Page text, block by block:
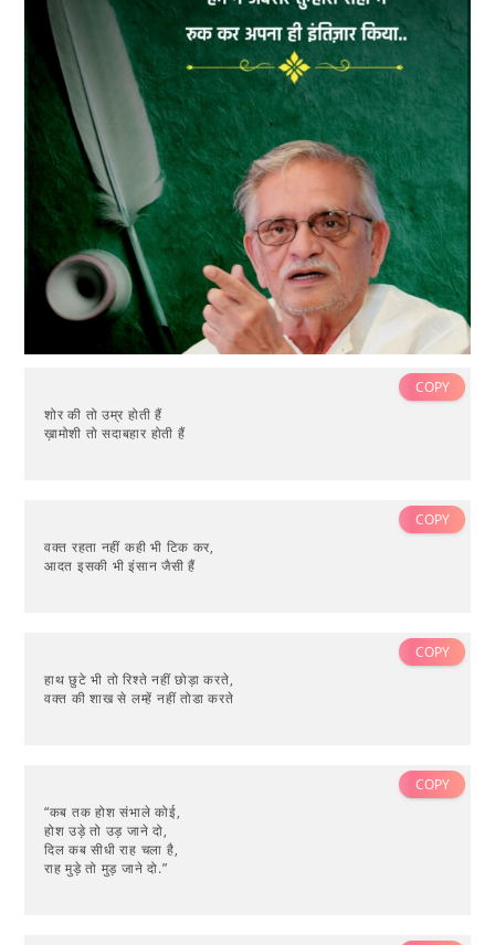
शोर की तो उम्र होती हैं
ख़ामोशी तो सदाबहार होती हैं
COPY
वक्त रहता नहीं कही भी टिक कर,
आदत इसकी भी इंसान जैसी हैं
COPY
हाथ छुटे भी तो रिश्ते नहीं छोड़ा करते,
वक्त की शाख से लम्हें नहीं तोडा करते
COPY
“कब तक होश संभाले कोई,
होश उड़े तो उड़ जाने दो,
दिल कब सीधी राह चला है,
राह मुड़े तो मुड़ जाने दो.”
COPY